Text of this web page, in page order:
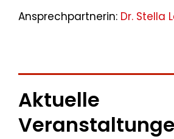
Ansprechpartnerin: Dr. Stella
Aktuelle